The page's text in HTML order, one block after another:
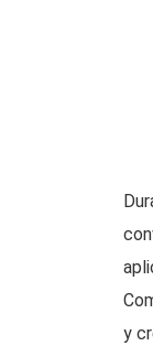
y